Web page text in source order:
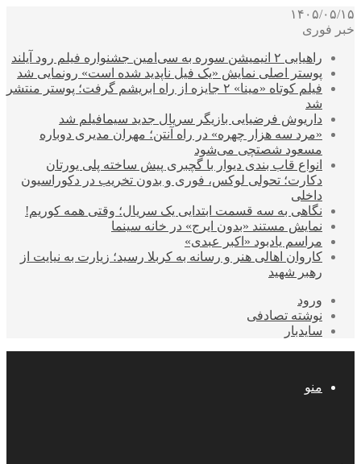
۱۴۰۵/۰۵/۱۵
خبر فوری
راهیابی ۲ انیمیشن سوره به سی‌امین جشنواره فیلم رود آیلند
پوستر اصلی نمایش «یک فیل ناپدید شده است» رونمایی شد
فیلم کوتاه «مینا» ۲ جایزه از راه ابریشم گرفت؛ پوستر منتشر
شد
داریوش فرضیایی بازیگر سریال جدید سیمافیلم شد
«مرد سه هزار چهره» در راه آنتن؛ مهران مدیری دوباره
مسعود شصتچی می‌شود
انواع قاب بندی دیوار با گچبری پیش ساخته پلی یورتان
دکارت؛ تحولی لوکس، فوری و بدون تخریب در دکوراسیون
داخلی
نگاهی به سه قسمت ابتدایی یک سریال؛ وقتی همه کوریم!
نمایش مستند «بدون ایرج» در خانه سینما
مراسم یادبود «اکبر عبدی»
کاروان اهالی هنر و رسانه به کربلا رسید؛ زیارت به نیایت از
رهبر شهید
ورود
نوشته تصادفی
سایدبار
منو